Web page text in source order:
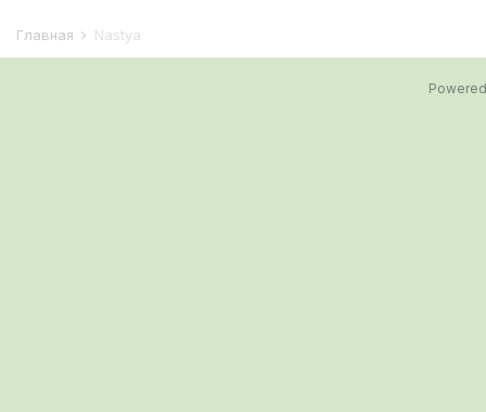
Главная Nastya